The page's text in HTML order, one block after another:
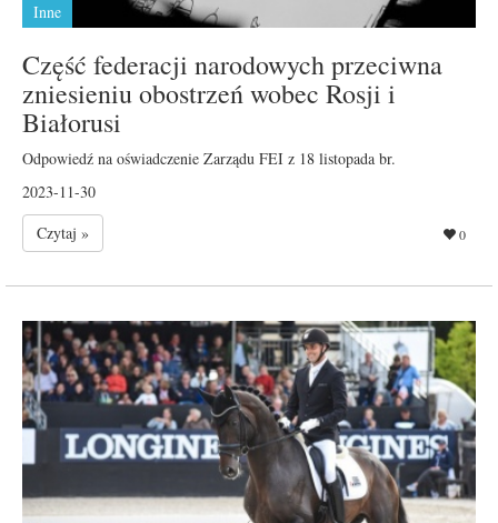
Inne
Część federacji narodowych przeciwna
zniesieniu obostrzeń wobec Rosji i
Białorusi
Odpowiedź na oświadczenie Zarządu FEI z 18 listopada br.
2023-11-30
Czytaj »
0